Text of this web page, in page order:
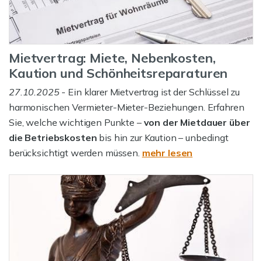
Mietvertrag: Miete, Nebenkosten,
Kaution und Schönheitsreparaturen
27.10.2025- Ein klarer Mietvertrag ist der Schlüssel zu
harmonischen Vermieter-Mieter-Beziehungen. Erfahren
Sie, welche wichtigen Punkte – von der Mietdauer über
die Betriebskosten bis hin zur Kaution – unbedingt
berücksichtigt werden müssen. mehr lesen